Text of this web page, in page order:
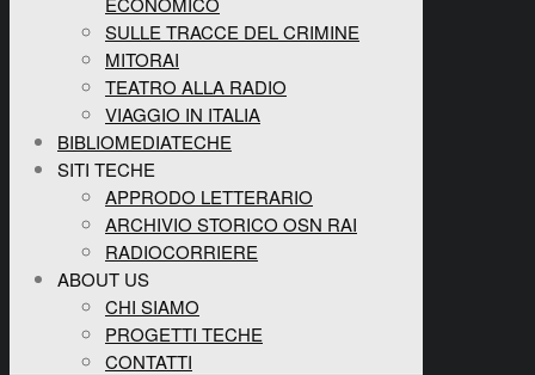
SULLE TRACCE DEL CRIMINE
MITORAI
TEATRO ALLA RADIO
VIAGGIO IN ITALIA
BIBLIOMEDIATECHE
SITI TECHE
APPRODO LETTERARIO
ARCHIVIO STORICO OSN RAI
RADIOCORRIERE
ABOUT US
CHI SIAMO
PROGETTI TECHE
CONTATTI